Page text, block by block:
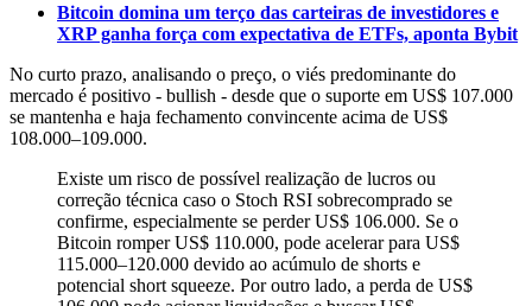
Bitcoin domina um terço das carteiras de investidores e
XRP ganha força com expectativa de ETFs, aponta Bybit
No curto prazo, analisando o preço, o viés predominante do
mercado é positivo - bullish - desde que o suporte em US$ 107.000
se mantenha e haja fechamento convincente acima de US$
108.000–109.000.
Existe um risco de possível realização de lucros ou
correção técnica caso o Stoch RSI sobrecomprado se
confirme, especialmente se perder US$ 106.000. Se o
Bitcoin romper US$ 110.000, pode acelerar para US$
115.000–120.000 devido ao acúmulo de shorts e
potencial short squeeze. Por outro lado, a perda de US$